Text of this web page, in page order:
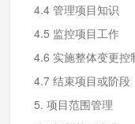
4.4 管理项目知识
4.5 监控项目工作
4.6 实施整体变更控
4.7 结束项目或阶段
5. 项目范围管理